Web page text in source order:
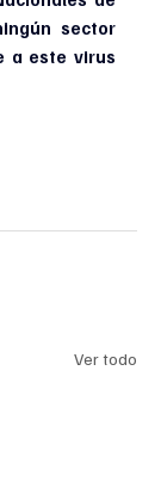
sector
a este virus
Ver todo